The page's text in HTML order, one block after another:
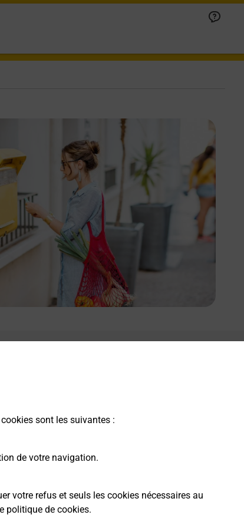
sont les suivantes :
de votre navigation.
votre refus et seuls les cookies nécessaires au
politique de cookies.